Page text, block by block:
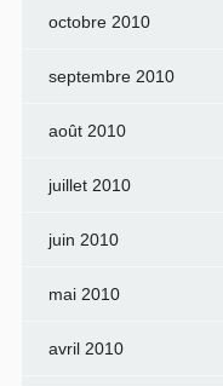
octobre 2010
septembre 2010
août 2010
juillet 2010
juin 2010
mai 2010
avril 2010